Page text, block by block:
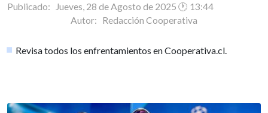
Publicado: Jueves, 28 de Agosto de 2025 🕐 13:44
Autor: Redacción Cooperativa
Revisa todos los enfrentamientos en Cooperativa.cl.